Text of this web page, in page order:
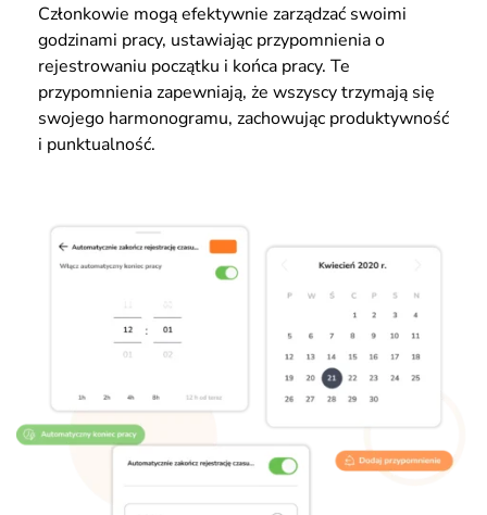
Członkowie mogą efektywnie zarządzać swoimi
godzinami pracy, ustawiając przypomnienia o
rejestrowaniu początku i końca pracy. Te
przypomnienia zapewniają, że wszyscy trzymają się
swojego harmonogramu, zachowując produktywność
i punktualność.